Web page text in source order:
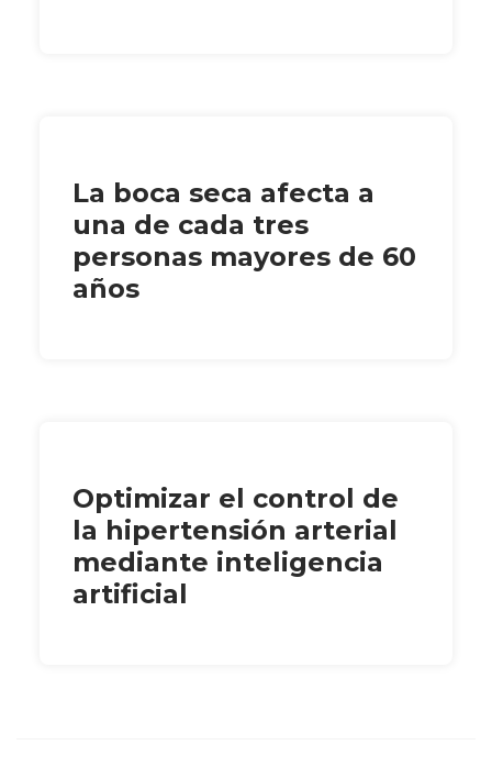
La boca seca afecta a
una de cada tres
personas mayores de 60
años
Optimizar el control de
la hipertensión arterial
mediante inteligencia
artificial